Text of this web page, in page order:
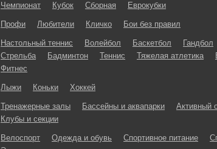
Чемпионат Кубок Сборная Еврокубки
Профи Любители Кличко Бои без правил
Настольный теннис Волейбол Баскетбол Гандбол
Стрельба
Бадминтон Теннис Тяжелая атлетика
Фитнес
Лыжи Коньки Хоккей
Тренажерные залы Бассейны и аквапарки Активный
Клубы и секции
Велоспорт Одежда и обувь Спортивное питание